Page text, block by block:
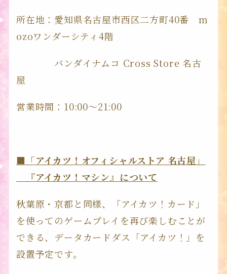
所在地：愛知県名古屋市西区二方町40番 m
ozoワンダーシティ4階
バンダイナムコ Cross Store 名古
屋
営業時間：10:00～21:00
■「アイカツ！オフィシャルストア 名古屋」
『アイカツ！マシン』について
秋葉原・京都と同様、「アイカツ！カード」
を使ってのゲームプレイを再び楽しむことが
できる、データカードダス「アイカツ！」を
設置予定です。